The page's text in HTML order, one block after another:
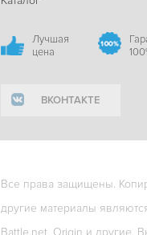
Лучшая
цена
ВКОНТАКТЕ
Все права защищены.
другие материалы
Battle.net, Origin и другие.